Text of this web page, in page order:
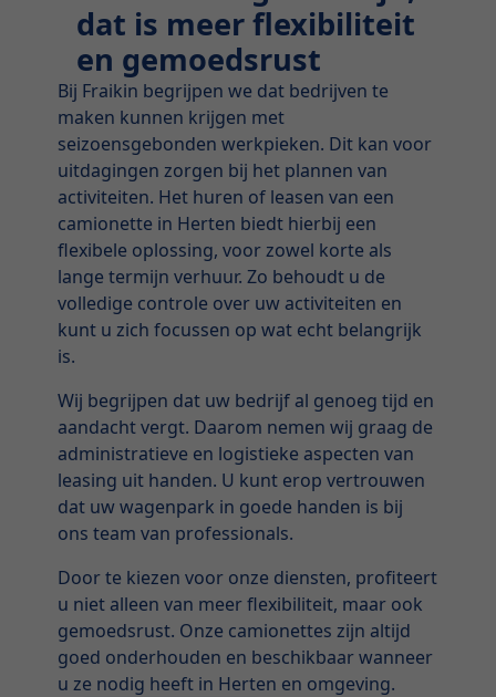
dat is meer flexibiliteit
en gemoedsrust
Bij Fraikin begrijpen we dat bedrijven te
maken kunnen krijgen met
seizoensgebonden werkpieken. Dit kan voor
uitdagingen zorgen bij het plannen van
activiteiten. Het huren of leasen van een
camionette in Herten biedt hierbij een
flexibele oplossing, voor zowel korte als
lange termijn verhuur. Zo behoudt u de
volledige controle over uw activiteiten en
kunt u zich focussen op wat echt belangrijk
is.
Wij begrijpen dat uw bedrijf al genoeg tijd en
aandacht vergt. Daarom nemen wij graag de
administratieve en logistieke aspecten van
leasing uit handen. U kunt erop vertrouwen
dat uw wagenpark in goede handen is bij
ons team van professionals.
Door te kiezen voor onze diensten, profiteert
u niet alleen van meer flexibiliteit, maar ook
gemoedsrust. Onze camionettes zijn altijd
goed onderhouden en beschikbaar wanneer
u ze nodig heeft in Herten en omgeving.